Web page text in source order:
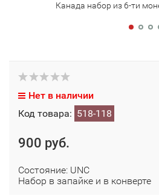
Канада набор из 6-ти
Нет в наличии
Код товара: 518-118
900 руб.
Состояние: UNC
Набор в запайке и в конверте